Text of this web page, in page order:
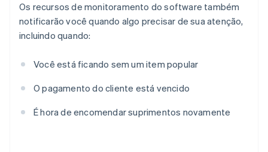
Os recursos de monitoramento do software também
notificarão você quando algo precisar de sua atenção,
incluindo quando:
Você está ficando sem um item popular
O pagamento do cliente está vencido
É hora de encomendar suprimentos novamente